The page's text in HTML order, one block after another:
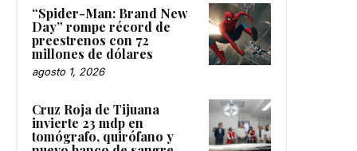
“Spider-Man: Brand New
Day” rompe récord de
preestrenos con 72
millones de dólares
agosto 1, 2026
Cruz Roja de Tijuana
invierte 23 mdp en
tomógrafo, quirófano y